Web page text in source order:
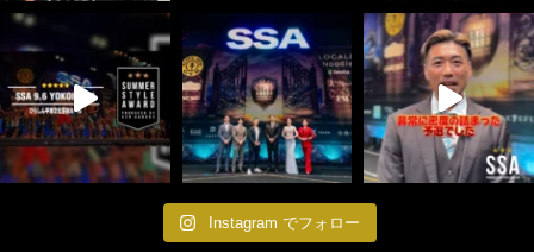
Instagram でフォロー